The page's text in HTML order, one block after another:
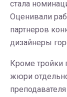
стала
Оценивали
партнеров
дизайнеры
Кроме тройки
жюри